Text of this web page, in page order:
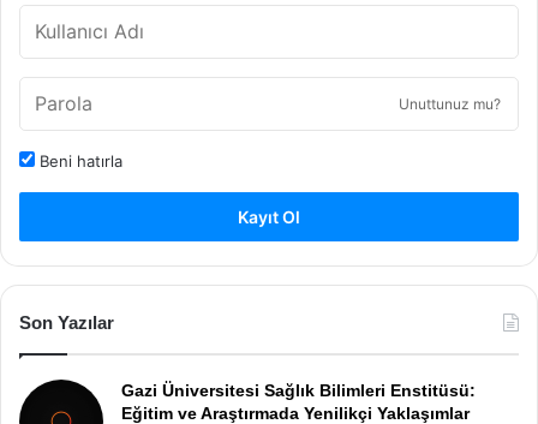
Unuttunuz mu?
Beni hatırla
Kayıt Ol
Son Yazılar
Gazi Üniversitesi Sağlık Bilimleri Enstitüsü:
Eğitim ve Araştırmada Yenilikçi Yaklaşımlar